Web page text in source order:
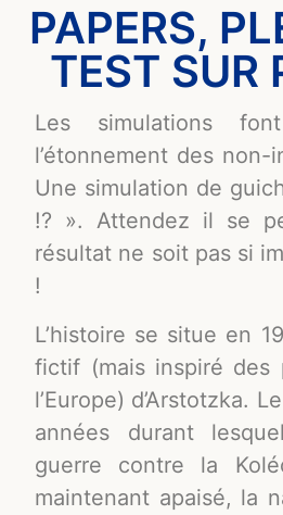
PAPERS,
TEST SUR
Les simulations
l’étonnement des
Une simulation de
!? ». Attendez il se
résultat ne soit pas si
!
L’histoire se situe en
fictif (mais inspiré des
l’Europe) d’Arstotzka.
années durant
guerre contre la
maintenant apaisé, la